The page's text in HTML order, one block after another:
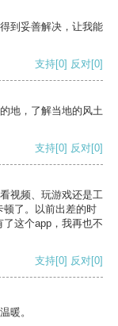
到妥善解决，让我能
支持[0] 反对[0]
地，了解当地的风土
支持[0] 反对[0]
视频、玩游戏还是工
顿了。以前出差的时
这个app，我再也不
支持[0] 反对[0]
暖。